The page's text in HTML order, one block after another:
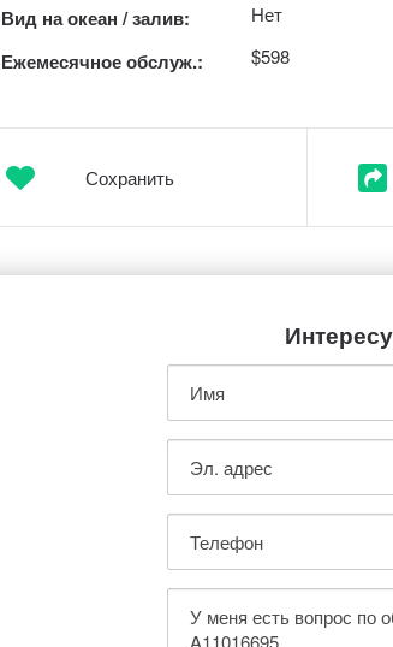
Вид на океан / залив:
Ежемесячное обслуж.:
Нет
$598
Сохранить